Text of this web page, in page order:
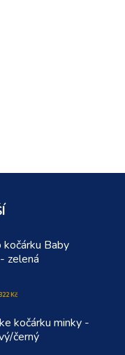
kočárku Baby
zelená
Kč
kočárku minky -
černý